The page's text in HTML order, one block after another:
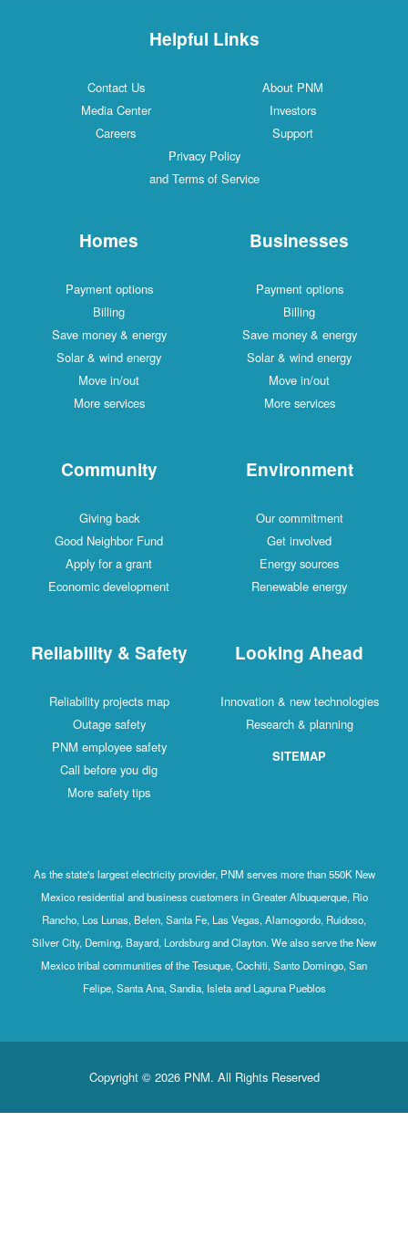
Helpful Links
Contact Us
About PNM
Media Center
Investors
Careers
Support
Privacy Policy
and Terms of Service
Homes
Payment options
Billing
Save money & energy
Solar & wind energy
Move in/out
More services
Businesses
Payment options
Billing
Save money & energy
Solar & wind energy
Move in/out
More services
Community
Giving back
Good Neighbor Fund
Apply for a grant
Economic development
Environment
Our commitment
Get involved
Energy sources
Renewable energy
Reliability & Safety
Reliability projects map
Outage safety
PNM employee safety
Call before you dig
More safety tips
Looking Ahead
Innovation & new technologies
Research & planning
SITEMAP
As the state's largest electricity provider, PNM serves more than 550K New
Mexico residential and business customers in Greater Albuquerque, Rio
Rancho, Los Lunas, Belen, Santa Fe, Las Vegas, Alamogordo, Ruidoso,
Silver City, Deming, Bayard, Lordsburg and Clayton. We also serve the New
Mexico tribal communities of the Tesuque, Cochiti, Santo Domingo, San
Felipe, Santa Ana, Sandia, Isleta and Laguna Pueblos
Copyright © 2026 PNM. All Rights Reserved